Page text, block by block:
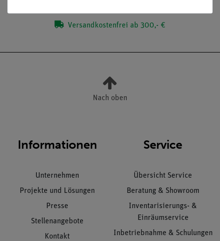
Versandkostenfrei ab 300,- €
Nach oben
Informationen
Unternehmen
Projekte und Lösungen
Presse
Stellenangebote
Kontakt
Service
Übersicht Service
Beratung & Showroom
Inventarisierungs- &
Einräumservice
Inbetriebnahme & Schulungen